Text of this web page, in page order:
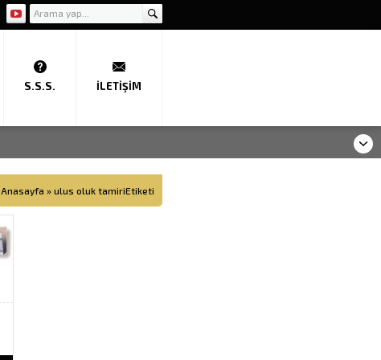
S.S.S. İLETIŞIM
Anasayfa » ulus oluk tamiriEtiketi